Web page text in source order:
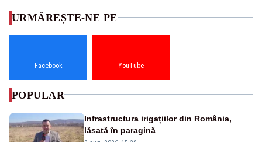
URMĂREȘTE-NE PE
Facebook YouTube
POPULAR
Infrastructura irigațiilor din România,
lăsată în paragină